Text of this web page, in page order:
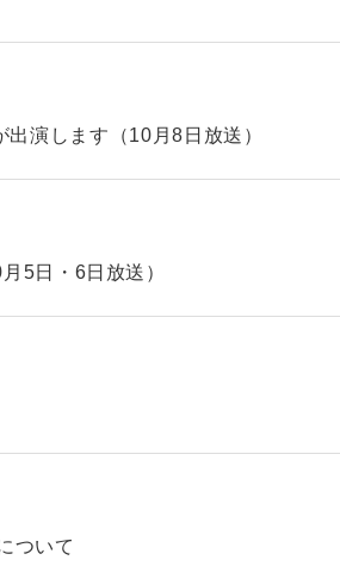
演します（10月8日放送）
5日・6日放送）
ついて